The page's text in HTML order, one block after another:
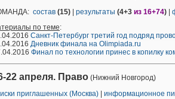
состав (15) результаты (4+3 из 16+74)
по теме:
Санкт-Петербург третий год подряд
Дневник финала на Olimpiada.ru
Финал по технологии принес в копилку
22 апреля. Право (Нижний Новгород)
приглашенных (Москва)
информационное